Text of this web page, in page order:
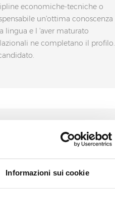
Informazioni sui cookie
economiche-tecniche o
un'ottima conoscenza
lingua e l 'aver maturato
ne completano il profilo.